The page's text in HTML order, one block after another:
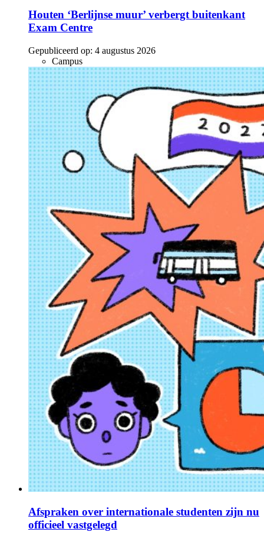
Houten ‘Berlijnse muur’ verbergt buitenkant
Exam Centre
Gepubliceerd op: 4 augustus 2026
Campus
Afspraken over internationale studenten zijn nu
officieel vastgelegd